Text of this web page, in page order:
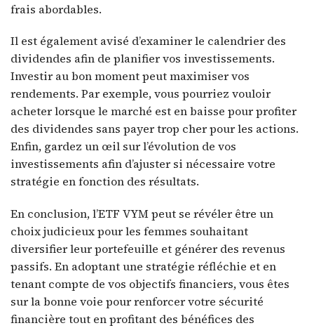
frais abordables.
Il est également avisé d’examiner le calendrier des
dividendes afin de planifier vos investissements.
Investir au bon moment peut maximiser vos
rendements. Par exemple, vous pourriez vouloir
acheter lorsque le marché est en baisse pour profiter
des dividendes sans payer trop cher pour les actions.
Enfin, gardez un œil sur l’évolution de vos
investissements afin d’ajuster si nécessaire votre
stratégie en fonction des résultats.
En conclusion, l’ETF VYM peut se révéler être un
choix judicieux pour les femmes souhaitant
diversifier leur portefeuille et générer des revenus
passifs. En adoptant une stratégie réfléchie et en
tenant compte de vos objectifs financiers, vous êtes
sur la bonne voie pour renforcer votre sécurité
financière tout en profitant des bénéfices des